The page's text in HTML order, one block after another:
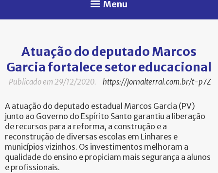
Menu
Atuação do deputado Marcos
Garcia fortalece setor educacional
Publicado em 29/12/2020. https://jornalterral.com.br/t-p7Z
A atuação do deputado estadual Marcos Garcia (PV)
junto ao Governo do Espírito Santo garantiu a liberação
de recursos para a reforma, a construção e a
reconstrução de diversas escolas em Linhares e
municípios vizinhos. Os investimentos melhoram a
qualidade do ensino e propiciam mais segurança a alunos
e profissionais.